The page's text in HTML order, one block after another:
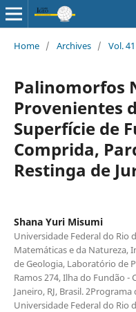
Home / Archives / Vol.
Palinomorfos
Provenientes
Superfície de
Comprida,
Restinga de
Shana Yuri Misumi
Universidade Federal do Rio
Matemáticas e da Natureza,
de Geologia, Laboratório de
Ramos 274, Ilha do Fundão -
Janeiro, RJ, Brasil.
Universidade Federal do Rio